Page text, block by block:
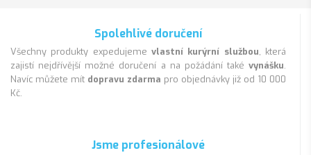
Spolehlivé doručení
Všechny produkty expedujeme vlastní kurýrní službou, která
zajistí nejdřívější možné doručení a na požádání také vynášku.
Navíc můžete mít dopravu zdarma pro objednávky již od 10 000
Kč.
Jsme profesionálové